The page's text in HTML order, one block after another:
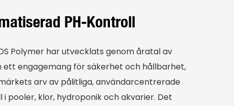
PH-Kontroll
Polymer har utvecklats genom åratal av
engagemang för säkerhet och hållbarhet,
arv av pålitliga, användarcentrerade
pooler, klor, hydroponik och akvarier. Det